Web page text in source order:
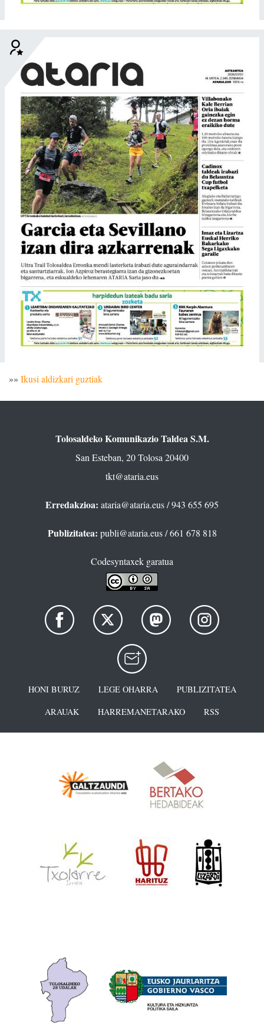
»» Ikusi aldizkari guztiak
Tolosaldeko Komunikazio Taldea S.M.
San Esteban, 20 Tolosa 20400
tkt@ataria.eus
Erredakzioa: ataria@ataria.eus/ 943 655 695
Publizitatea: publi@ataria.eus/ 661 678 818
Codesyntaxek garatua
HONI BURUZ LEGE OHARRA
PUBLIZITATEA
ARAUAK
HARREMANETARAKO RSS